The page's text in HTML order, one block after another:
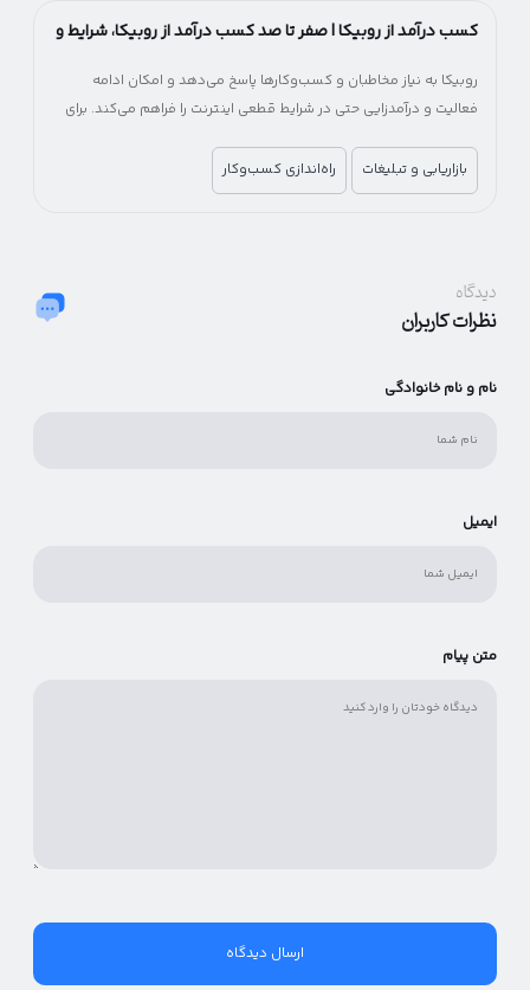
کسب درآمد از روبیکا | صفر تا صد کسب درآمد از روبیکا، شرایط و
روبیکا به نیاز مخاطبان و کسب‌وکارها پاسخ می‌دهد و امکان ادامه
فعالیت و درآمدزایی حتی در شرایط قطعی اینترنت را فراهم می‌کند. برای
ارتباط با مشتریان خواهد بود.
بازاریابی و تبلیغات راه‌اندازی کسب‌وکار
دیدگاه
نظرات کاربران
نام و نام خانوادگی
ایمیل
متن پیام